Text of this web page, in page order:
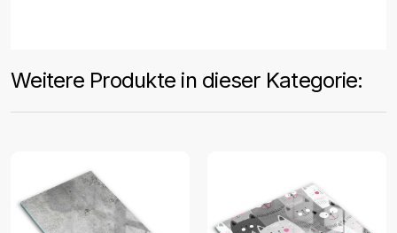
Weitere Produkte in dieser Kategorie: